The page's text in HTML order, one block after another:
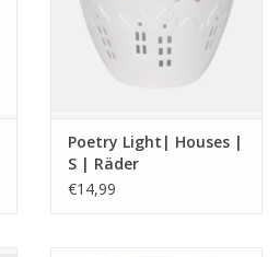
Poetry Light| Houses |
S | Räder
€14,99